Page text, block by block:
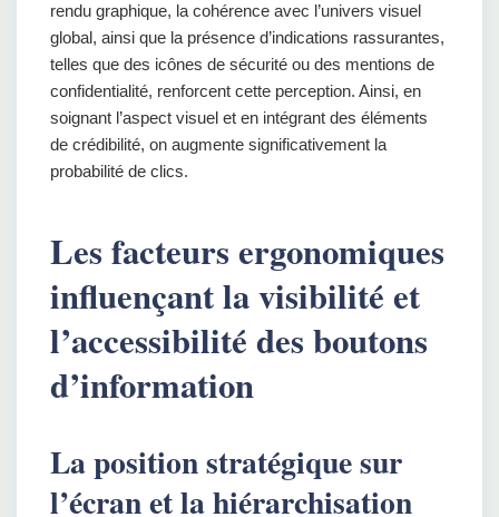
rendu graphique, la cohérence avec l’univers visuel
global, ainsi que la présence d’indications rassurantes,
telles que des icônes de sécurité ou des mentions de
confidentialité, renforcent cette perception. Ainsi, en
soignant l’aspect visuel et en intégrant des éléments
de crédibilité, on augmente significativement la
probabilité de clics.
Les facteurs ergonomiques
influençant la visibilité et
l’accessibilité des boutons
d’information
La position stratégique sur
l’écran et la hiérarchisation